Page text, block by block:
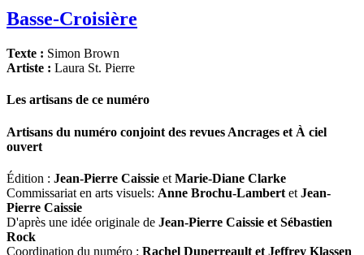
Basse-Croisière
Texte : Simon Brown
Artiste : Laura St. Pierre
Les artisans de ce numéro
Artisans du numéro conjoint des revues Ancrages et À ciel
ouvert
Édition : Jean-Pierre Caissie et Marie-Diane Clarke
Commissariat en arts visuels: Anne Brochu-Lambert et Jean-
Pierre Caissie
D'après une idée originale de Jean-Pierre Caissie et Sébastien
Rock
Coordination du numéro : Rachel Duperreault et Jeffrey Klassen